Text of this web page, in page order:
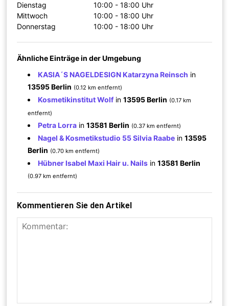
Dienstag
10:00 - 18:00 Uhr
Mittwoch
10:00 - 18:00 Uhr
Donnerstag
10:00 - 18:00 Uhr
Ähnliche Einträge in der Umgebung
KASIA´S NAGELDESIGN Katarzyna Reinsch in
13595 Berlin (0.12 km entfernt)
Kosmetikinstitut Wolfin13595 Berlin (0.17 km
entfernt)
Petra Lorra in13581 Berlin (0.37 km entfernt)
Nagel & Kosmetikstudio 55 Silvia Raabe in13595
Berlin (0.70 km entfernt)
Hübner Isabel Maxi Hair u. Nails in13581 Berlin
(0.97 km entfernt)
Kommentieren Sie den Artikel